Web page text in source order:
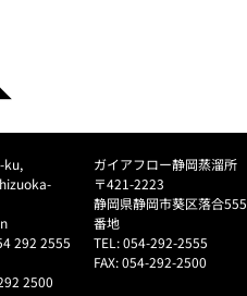
ku,
292 2555
2500
ガイアフロー静岡蒸溜所
〒421-2223
静岡県静岡市葵区落合555
番地
TEL: 054-292-2555
FAX: 054-292-2500